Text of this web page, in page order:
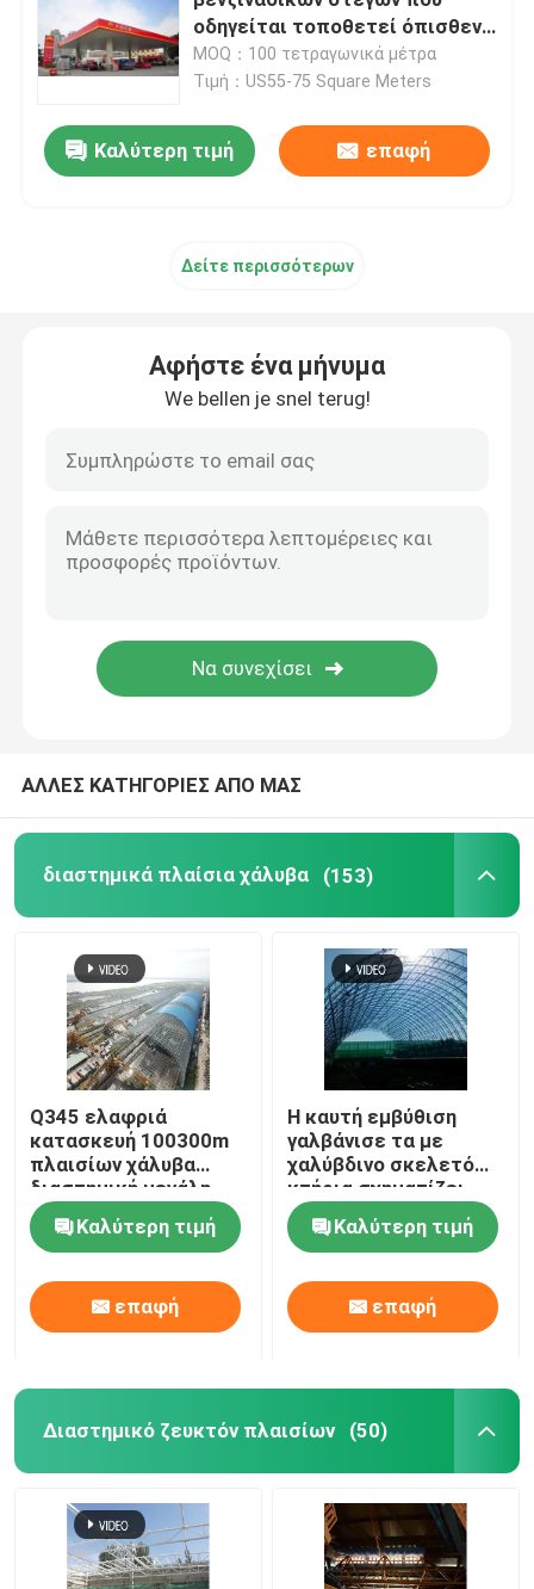
Διαστημικός κόμβος πλαισίων
τοίχος κουρτινών αλουμινίου
Φεγγίτης θόλων στεγών
Δομή στεγών αποθηκών εμπορευμάτων
οδηγείται τοποθετεί όπισθεν
πλέγμα στρώματος 30m το
ενιαίο
MOQ：100 τετραγωνικά μέτρα
Τιμή：US55-75 Square Meters
Καλύτερη τιμή επαφή
Δείτε περισσότερων
Αφήστε ένα μήνυμα
We bellen je snel terug!
ΑΛΛΕΣ ΚΑΤΗΓΟΡΙΕΣ ΑΠΟ ΜΑΣ
διαστημικά πλαίσια χάλυβα (153)
Q345 ελαφριά
κατασκευή 100300m
πλαισίων χάλυβα
διαστημική μεγάλη
έκταση πλέγματος
πλαισίωνΚαλύτερη τιμή
επαφή
Η καυτή εμβύθιση
γαλβάνισε τα με
χαλύβδινο σκελετό
κτήρια σχηματίζει
αψίδα το δομικό
διαστημικό πλαίσιο
300m
Καλύτερη τιμή
επαφή
Διαστημικό ζευκτόν πλαισίων (50)